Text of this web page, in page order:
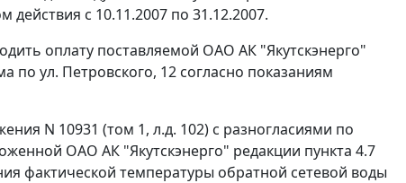
с 10.11.2007 по 31.12.2007.
оплату поставляемой ОАО АК "Якутскэнерго"
по ул. Петровского, 12 согласно показаниям
N 10931 (том 1, л.д. 102) с разногласиями по
ОАО АК "Якутскэнерго" редакции пункта 4.7
фактической температуры обратной сетевой воды